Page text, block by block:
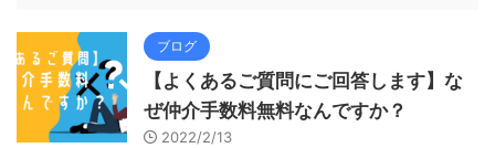
ブログ
【よくあるご質問にご回答します】な
ぜ仲介手数料無料なんですか？
2022/2/13